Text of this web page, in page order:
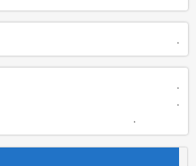
.
.
.
.